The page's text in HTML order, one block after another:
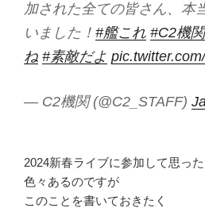
加された全ての皆さん、本
いました！ #艦これ #C2機関
ね #素敵だよ
— C2機関 (@C2_STAFF)
2024新春ライブに参加して思った
色々あるのですが
このことを書いておきたく